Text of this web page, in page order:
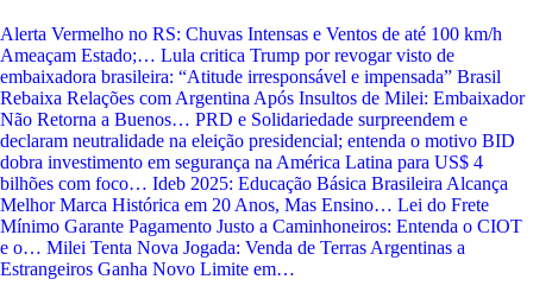
Alerta Vermelho no RS: Chuvas Intensas e Ventos de até 100 km/h
Ameaçam Estado;… Lula critica Trump por revogar visto de
embaixadora brasileira: “Atitude irresponsável e impensada” Brasil
Rebaixa Relações com Argentina Após Insultos de Milei: Embaixador
Não Retorna a Buenos… PRD e Solidariedade surpreendem e
declaram neutralidade na eleição presidencial; entenda o motivo BID
dobra investimento em segurança na América Latina para US$ 4
bilhões com foco… Ideb 2025: Educação Básica Brasileira Alcança
Melhor Marca Histórica em 20 Anos, Mas Ensino… Lei do Frete
Mínimo Garante Pagamento Justo a Caminhoneiros: Entenda o CIOT
e o… Milei Tenta Nova Jogada: Venda de Terras Argentinas a
Estrangeiros Ganha Novo Limite em…